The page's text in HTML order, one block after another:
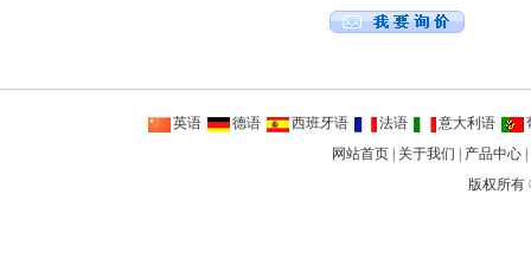
英语 德语 西班牙语 法语 意大利语
网站首页
关于我们 产品中心
版权所有